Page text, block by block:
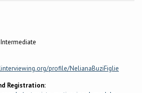
Intermediate
profile/NelianaBuziFiglie
Registration: